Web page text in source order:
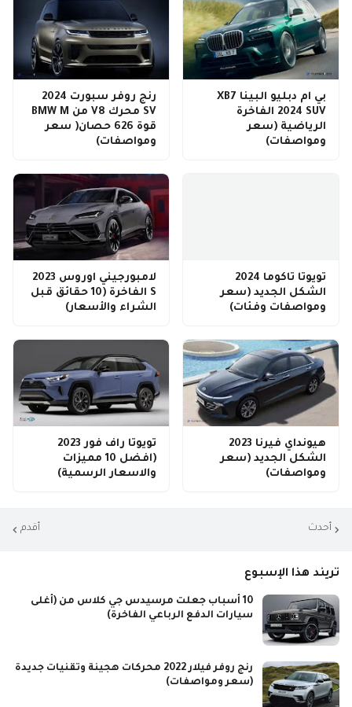
بي ام دبليو البينا XB7
2024 SUV الفاخرة
الرياضية (سعر
ومواصفات)
رنج روفر سبورت 2024
SV محرك V8 من BMW M
قوة 626 حصان( سعر
ومواصفات)
تويوتا تاكوما 2024
الشكل الجديد (سعر
ومواصفات وفئات)
لامبورجيني اوروس 2023
S الفاخرة (10 حقائق قبل
الشراء والأسعار)
هيونداي فيرنا 2023
الشكل الجديد (سعر
ومواصفات)
تويوتا راف فور 2023
(افضل 10 مميزات
والاسعار الرسمية)
أحدث أقدم
تريند هذا الإسبوع
10 أسباب جعلت مرسيدس جي كلاس من (أغلى
سيارات الدفع الرباعي الفاخرة)
رنج روفر فيلار 2022 محركات هجينة وتقنيات جديدة
(سعر ومواصفات)